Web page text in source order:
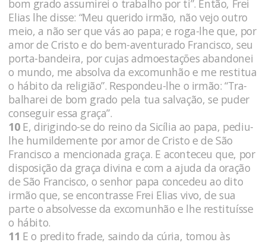
bom grado assumirei o trabalho por ti”. Então, Frei
Elias lhe disse: “Meu querido irmão, não vejo outro
meio, a não ser que vás ao papa; e roga-lhe que, por
amor de Cris­to e do bem-aventurado Francisco, seu
porta-bandeira, por cujas admoestações abandonei
o mundo, me absolva da excomunhão e me restitua
o hábito da religião”. Respondeu-lhe o irmão: “Tra­
balharei de bom grado pela tua salvação, se puder
conseguir essa graça”.
10E, dirigindo-se do reino da Sicília ao papa, pediu-
lhe hu­mildemente por amor de Cristo e de São
Francisco a mencionada graça. E aconteceu que, por
disposição da graça divina e com a ajuda da oração
de São Francisco, o senhor papa concedeu ao dito
irmão que, se encontrasse Frei Elias vivo, de sua
parte o absolvesse da excomunhão e lhe restituísse
o hábito.
11 E o predito frade, saindo da cúria, tomou às